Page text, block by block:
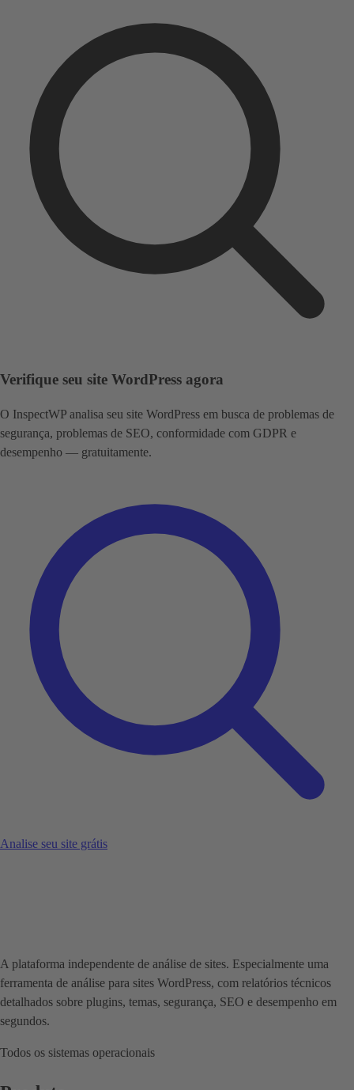
Verifique seu site WordPress agora
O InspectWP analisa seu site WordPress em busca de problemas de
segurança, problemas de SEO, conformidade com GDPR e
desempenho — gratuitamente.
Analise seu site grátis
A plataforma independente de análise de sites. Especialmente uma
ferramenta de análise para sites WordPress, com relatórios técnicos
detalhados sobre plugins, temas, segurança, SEO e desempenho em
segundos.
Todos os sistemas operacionais